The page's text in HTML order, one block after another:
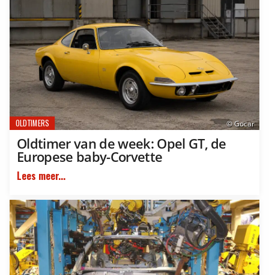
© Gocar
OLDTIMERS
Oldtimer van de week: Opel GT, de
Europese baby-Corvette
Lees meer...